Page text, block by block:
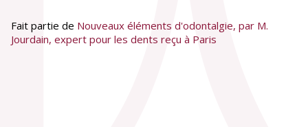
Fait partie de Nouveaux éléments d'odontalgie, par M.
Jourdain, expert pour les dents reçu à Paris